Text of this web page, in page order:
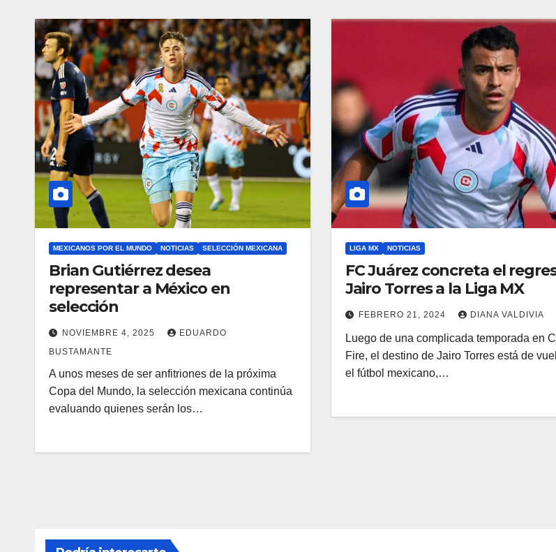
MEXICANOS POR EL MUNDO NOTICIAS SELECCIÓN MEXICANA
Brian Gutiérrez desea
representar a México en
selección
NOVIEMBRE 4, 2025
EDUARDO
BUSTAMANTE
A unos meses de ser anfitriones de la próxima
Copa del Mundo, la selección mexicana continúa
evaluando quienes serán los…
LIGA MX NOTICIAS
FC Juárez concreta el
Jairo Torres a la Liga MX
FEBRERO 21, 2024 DIANA VALDIVIA
Luego de una complicada temporada en
Fire, el destino de Jairo Torres está de
el fútbol mexicano,…